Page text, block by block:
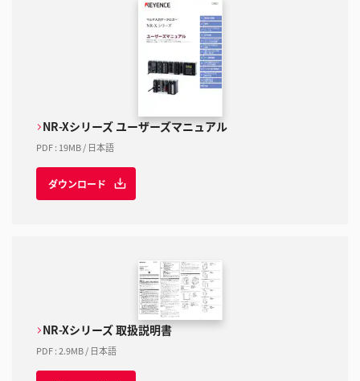
NR-Xシリーズ ユーザーズマニュアル
PDF: 19MB/ 日本語
ダウンロード
NR-Xシリーズ 取扱説明書
PDF:2.9MB/ 日本語